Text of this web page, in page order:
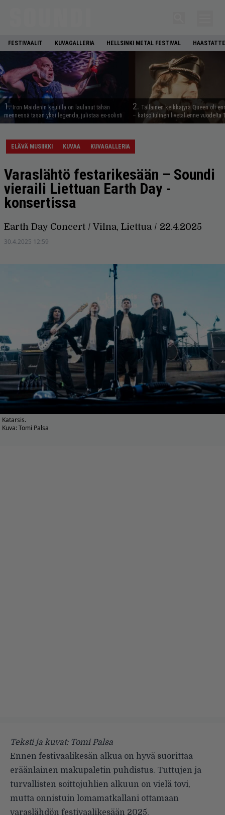
FESTIVAALIT KUVAGALLERIA HELLSINKI METAL FESTIVAL
1. Iron Maidenin keulilla on laulanut tähän
mennessä tasan yksi legenda, julistaa ex-solisti
2. Tällainen keikkajyrä Queen oli
– katso tulinen livetallenne vuodelta
ELÄVÄ MUSIIKKI KUVAA KUVAGALLERIA
Varaslähtö festarikesään – Soundi
vieraili Liettuan Earth Day -
konsertissa
Earth Day Concert / Vilna, Liettua / 22.4.2025
30.4.2025 12:59
Katarsis.
Kuva: Tomi Palsa
Teksti ja kuvat: Tomi Palsa
Ennen festivaalikesän alkua on hyvä suorittaa
eräänlainen makupaletin puhdistus. Tuttujen ja
turvallisten soittojuhlien alkuun on vielä tovi,
mutta onnistuin lomamatkallani ottamaan
varaslähdön festivaalikesään 2025.